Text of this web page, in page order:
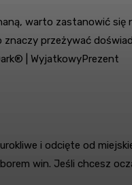
warto zastanowić się
przeżywać
| WyjatkowyPrezent
urokliwe i odcięte od
win. Jeśli chcesz